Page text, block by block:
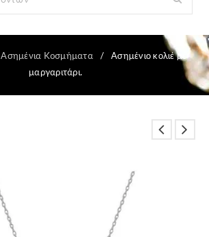
Ασημένια Κοσμήματα /
Ασημένιο κολιέ με
μαργαριτάρι.